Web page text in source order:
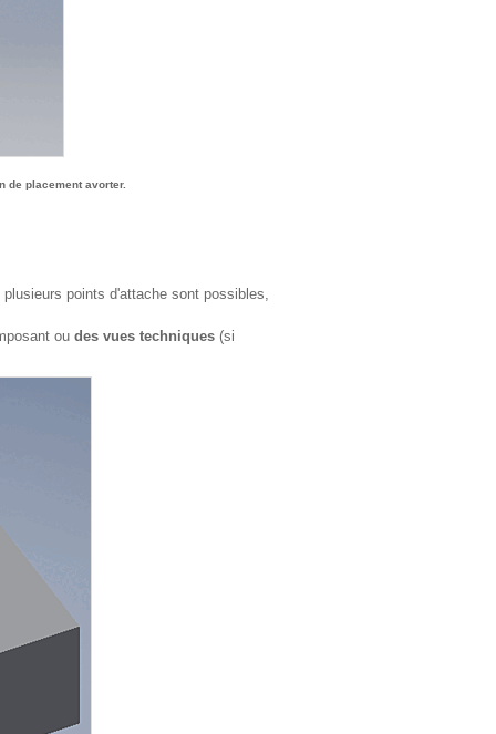
de placement avorter.
points d'attache sont possibles,
ou des vues techniques (si